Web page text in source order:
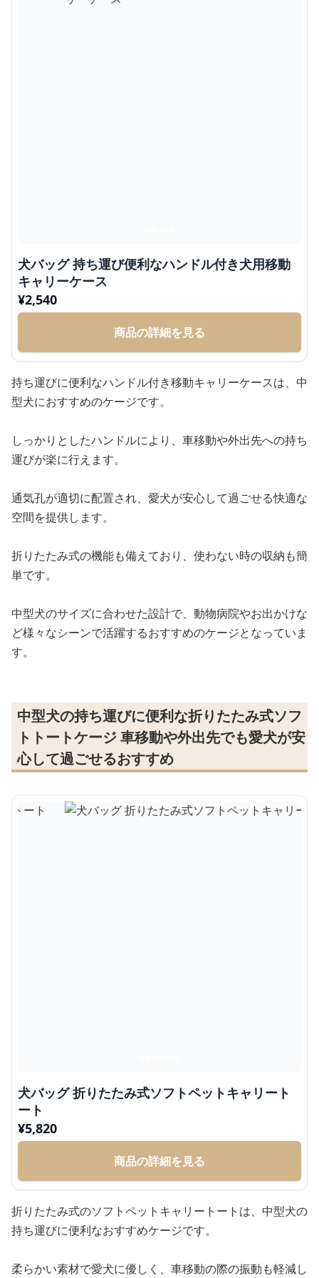
犬バッグ 持ち運び便利なハンドル付き犬用移動
キャリーケース
¥2,540
商品の詳細を見る
持ち運びに便利なハンドル付き移動キャリーケースは、中
型犬におすすめのケージです。
しっかりとしたハンドルにより、車移動や外出先への持ち
運びが楽に行えます。
通気孔が適切に配置され、愛犬が安心して過ごせる快適な
空間を提供します。
折りたたみ式の機能も備えており、使わない時の収納も簡
単です。
中型犬のサイズに合わせた設計で、動物病院やお出かけな
ど様々なシーンで活躍するおすすめのケージとなっていま
す。
中型犬の持ち運びに便利な折りたたみ式ソフ
トトートケージ 車移動や外出先でも愛犬が安
心して過ごせるおすすめ
犬バッグ 折りたたみ式ソフトペットキャリート
ート
¥5,820
商品の詳細を見る
折りたたみ式のソフトペットキャリートートは、中型犬の
持ち運びに便利なおすすめケージです。
柔らかい素材で愛犬に優しく、車移動の際の振動も軽減し